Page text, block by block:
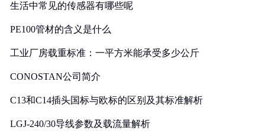
生活中常见的传感器有哪些呢
PE100管材的含义是什么
工业厂房载重标准：一平方米能承受多少公斤
CONOSTAN公司简介
C13和C14插头国标与欧标的区别及其标准解析
LGJ-240/30导线参数及载流量解析